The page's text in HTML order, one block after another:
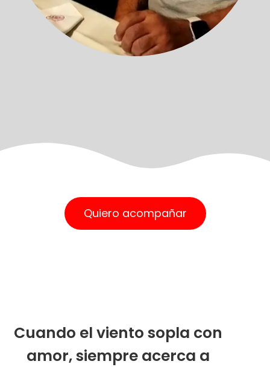
Quiero acompañar
Cuando el viento sopla con
amor, siempre acerca a